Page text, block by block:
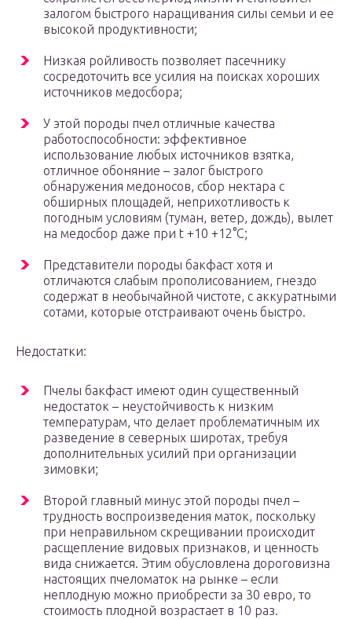
залогом быстрого наращивания силы семьи и ее
высокой продуктивности;
Низкая ройливость позволяет пасечнику
сосредоточить все усилия на поисках хороших
источников медосбора;
У этой породы пчел отличные качества
работоспособности: эффективное
использование любых источников взятка,
отличное обоняние – залог быстрого
обнаружения медоносов, сбор нектара с
обширных площадей, неприхотливость к
погодным условиям (туман, ветер, дождь), вылет
на медосбор даже при t +10 +12°С;
Представители породы бакфаст хотя и
отличаются слабым прополисованием, гнездо
содержат в необычайной чистоте, с аккуратными
сотами, которые отстраивают очень быстро.
Недостатки:
Пчелы бакфаст имеют один существенный
недостаток – неустойчивость к низким
температурам, что делает проблематичным их
разведение в северных широтах, требуя
дополнительных усилий при организации
зимовки;
Второй главный минус этой породы пчел –
трудность воспроизведения маток, поскольку
при неправильном скрещивании происходит
расщепление видовых признаков, и ценность
вида снижается. Этим обусловлена дороговизна
настоящих пчеломаток на рынке – если
неплодную можно приобрести за 30 евро, то
стоимость плодной возрастает в 10 раз.